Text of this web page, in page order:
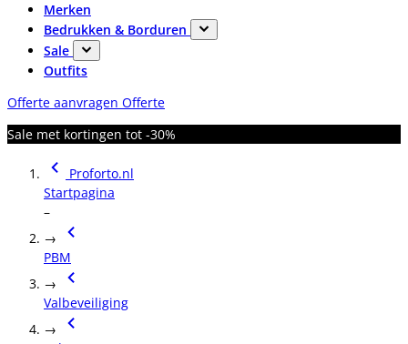
Merken
Bedrukken & Borduren
Sale
Outfits
Offerte aanvragen Offerte
Sale met kortingen tot -30%
Proforto.nl
Startpagina
–
→
PBM
→
Valbeveiliging
→